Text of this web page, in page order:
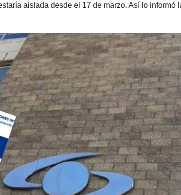
aislada desde el 17 de marzo. Así lo informó